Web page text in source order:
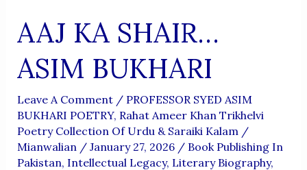
AAJ KA SHAIR…
ASIM BUKHARI
Leave A Comment / PROFESSOR SYED ASIM
BUKHARI POETRY, Rahat Ameer Khan Trikhelvi
Poetry Collection Of Urdu & Saraiki Kalam /
Mianwalian / January 27, 2026 / Book Publishing In
Pakistan, Intellectual Legacy, Literary Biography,